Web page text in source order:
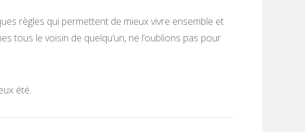
règles qui permettent de mieux vivre ensemble et
tous le voisin de quelqu’un, ne l’oublions pas pour
été.